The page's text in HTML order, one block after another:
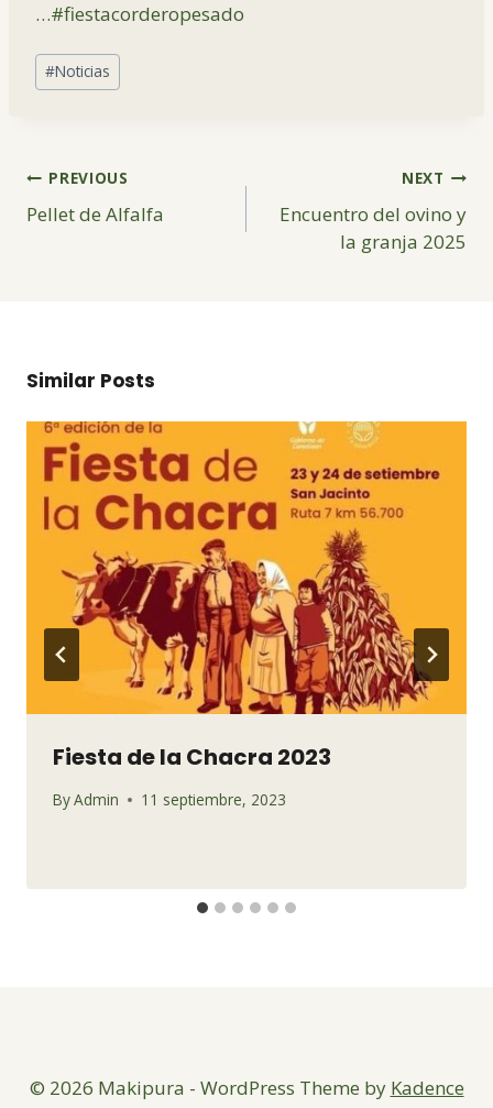
…#fiestacorderopesado
Post
Tags:
#Noticias
Navegación
de
entradas
PREVIOUS
Pellet de Alfalfa
NEXT
Encuentro del ovino y
la granja 2025
Similar Posts
Fiesta de la Chacra 2023
ByAdmin 11 septiembre, 2023
© 2026 Makipura - WordPress Theme by Kadence